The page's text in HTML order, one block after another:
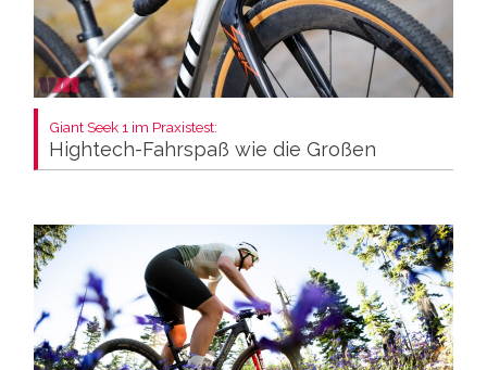
Giant Seek 1 im Praxistest:
Hightech-Fahrspaß wie die Großen